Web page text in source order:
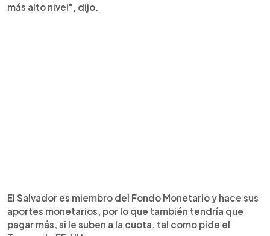
más alto nivel", dijo.
El Salvador es miembro del Fondo Monetario y hace sus
aportes monetarios, por lo que también tendría que
pagar más, si le suben a la cuota, tal como pide el